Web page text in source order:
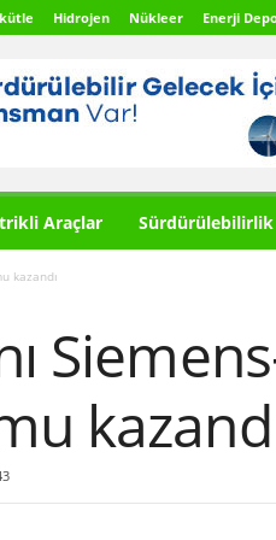
Hidrojen Nükleer Enerji
Araçlar Sürdürülebilirlik
kazandı